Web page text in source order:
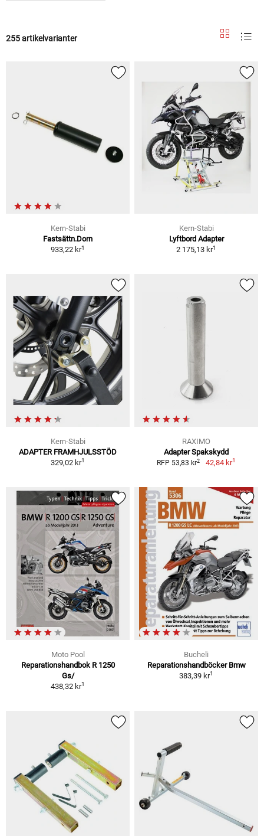
255 artikelvarianter
Kern-Stabi
Fastsättn.Dorn
933,22 kr1
Kern-Stabi
Lyftbord Adapter
2 175,13 kr1
Kern-Stabi
ADAPTER FRAMHJULSSTÖD
329,02 kr1
RAXIMO
Adapter Spakskydd
RFP 53,83 kr2 42,84 kr1
Moto Pool
Reparationshandbok R 1250
Gs/
438,32 kr1
Bucheli
Reparationshandböcker Bmw
383,39 kr1